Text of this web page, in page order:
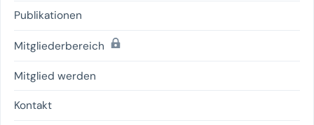
Publikationen
Mitgliederbereich (passwortgeschützt)
Mitglied werden
Kontakt